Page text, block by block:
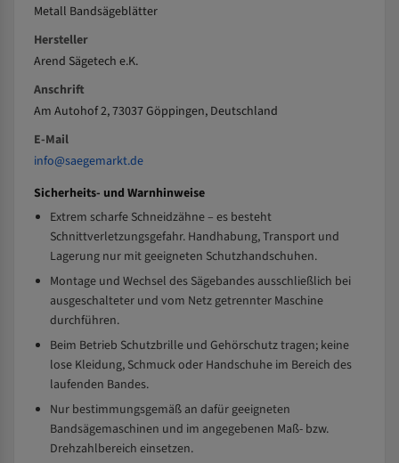
Metall Bandsägeblätter
Hersteller
Arend Sägetech e.K.
Anschrift
Am Autohof 2, 73037 Göppingen, Deutschland
E-Mail
info@saegemarkt.de
Sicherheits- und Warnhinweise
Extrem scharfe Schneidzähne – es besteht
Schnittverletzungsgefahr. Handhabung, Transport und
Lagerung nur mit geeigneten Schutzhandschuhen.
Montage und Wechsel des Sägebandes ausschließlich bei
ausgeschalteter und vom Netz getrennter Maschine
durchführen.
Beim Betrieb Schutzbrille und Gehörschutz tragen; keine
lose Kleidung, Schmuck oder Handschuhe im Bereich des
laufenden Bandes.
Nur bestimmungsgemäß an dafür geeigneten
Bandsägemaschinen und im angegebenen Maß- bzw.
Drehzahlbereich einsetzen.